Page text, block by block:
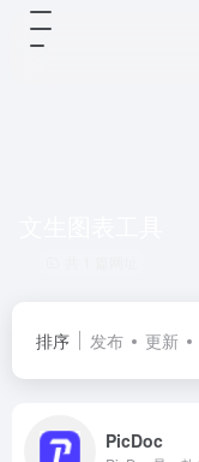
排序 发布 更新
PicDoc